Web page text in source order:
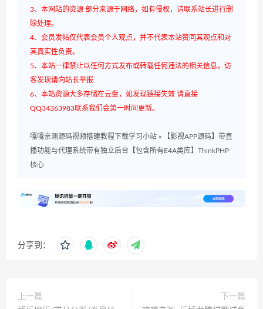
3、本网站的资源 部分来源于网络，如有侵权，请联系站长进行删
除处理。
4、会员发帖仅代表会员个人观点，并不代表本站赞同其观点和对
其真实性负责。
5、本站一律禁止以任何方式发布或转载任何违法的相关信息，访
客发现请向站长举报
6、本站资源大多存储在云盘，如发现链接失效 请直接
QQ34363983联系我们会第一时间更新。
嘎嘎亲测源码视频搭建教程下载学习小站 »
【影视APP源码】带直
播功能与代理系统带有独立后台【包含所有E4A类库】ThinkPHP
核心
分享到：
上一篇
下一篇